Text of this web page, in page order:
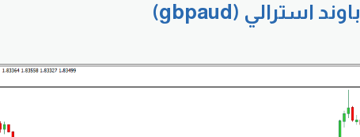
باوند استرالي (gbpaud)